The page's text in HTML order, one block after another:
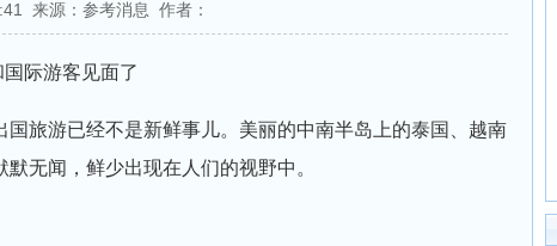
来源：参考消息 作者：
际游客见面了
游已经不是新鲜事儿。美丽的中南半岛上的泰国、越南
无闻，鲜少出现在人们的视野中。